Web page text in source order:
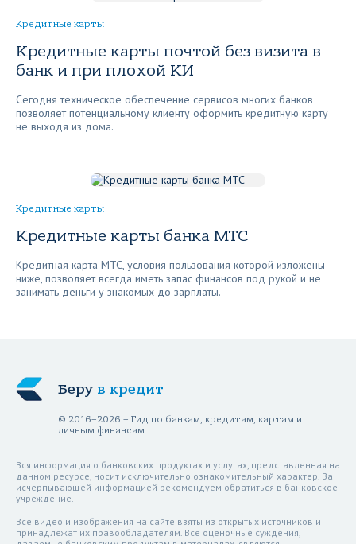
Кредитные карты
Кредитные карты почтой без визита в
банк и при плохой КИ
Сегодня техническое обеспечение сервисов многих банков
позволяет потенциальному клиенту оформить кредитную карту
не выходя из дома.
Кредитные карты
Кредитные карты банка МТС
Кредитная карта МТС, условия пользования которой изложены
ниже, позволяет всегда иметь запас финансов под рукой и не
занимать деньги у знакомых до зарплаты.
Беру в кредит
© 2016–2026 – Гид по банкам, кредитам, картам и
личным финансам
Вся информация о банковских продуктах и услугах, представленная на
данном ресурсе, носит исключительно ознакомительный характер. За
исчерпывающей информацией рекомендуем обратиться в банковское
учреждение.
Все видео и изображения на сайте взяты из открытых источников и
принадлежат их правообладателям. Все оценочные суждения,